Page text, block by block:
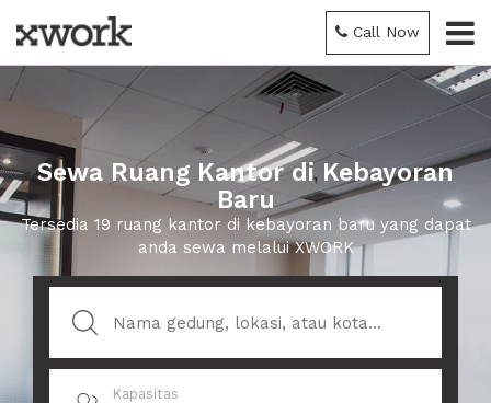
Call Now
Sewa Ruang Kantor di Kebayoran
Baru
Tersedia 19 ruang kantor di kebayoran baru yang dapat
anda sewa melalui XWORK
Kapasitas